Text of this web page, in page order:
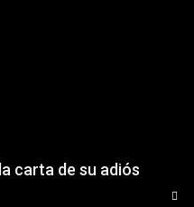
carta de su adiós